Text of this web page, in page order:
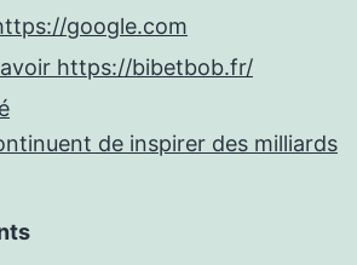
google.com
https://bibetbob.fr/
de inspirer des milliards